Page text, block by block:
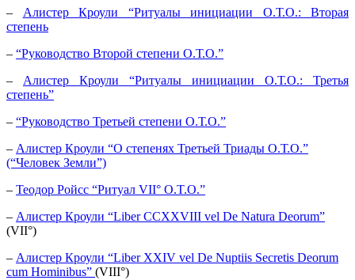
– Алистер Кроули “Ритуалы инициации О.Т.О.: Вторая
степень
– “Руководство Второй степени О.Т.О.”
– Алистер Кроули “Ритуалы инициации О.Т.О.: Третья
степень”
– “Руководство Третьей степени О.Т.О.”
– Алистер Кроули “О степенях Третьей Триады О.Т.О.”
(“Человек Земли”)
– Теодор Ройсс “Ритуал VII° O.T.O.”
– Алистер Кроули “Liber CCXXVIII vel De Natura Deorum”
(VII°)
– Алистер Кроули “Liber XXIV vel De Nuptiis Secretis Deorum
cum Hominibus” (VIII°)